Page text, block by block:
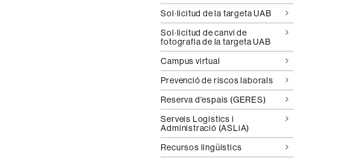
Sol·licitud de la targeta UAB
Sol·licitud de canvi de
fotografia de la targeta UAB
Campus virtual
Prevenció de riscos laborals
Reserva d'espais (GERES)
Serveis Logístics i
Administració (ASLiA)
Recursos lingüístics